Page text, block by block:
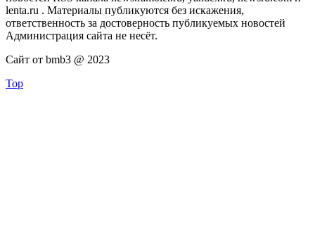
lenta.ru . Материалы публикуются без искажения,
ответственность за достоверность публикуемых новостей
Администрация сайта не несёт.
Сайт от bmb3 @ 2023
Top